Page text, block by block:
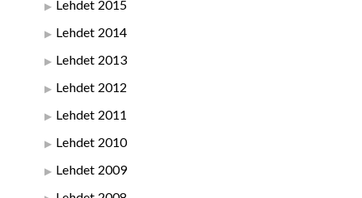
Lehdet 2015
Lehdet 2014
Lehdet 2013
Lehdet 2012
Lehdet 2011
Lehdet 2010
Lehdet 2009